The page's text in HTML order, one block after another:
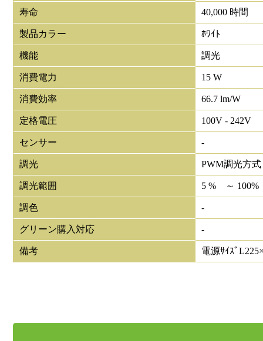
寿命 40,000 時間
製品カラー ﾎﾜｲﾄ
機能 調光
消費電力 15 W
消費効率 66.7 lm/W
定格電圧 100V - 242V
センサー -
調光 PWM調光方式
調光範囲 5 % ～ 100%
調色 -
グリーン購入対応 -
備考 電源ｻｲｽﾞ